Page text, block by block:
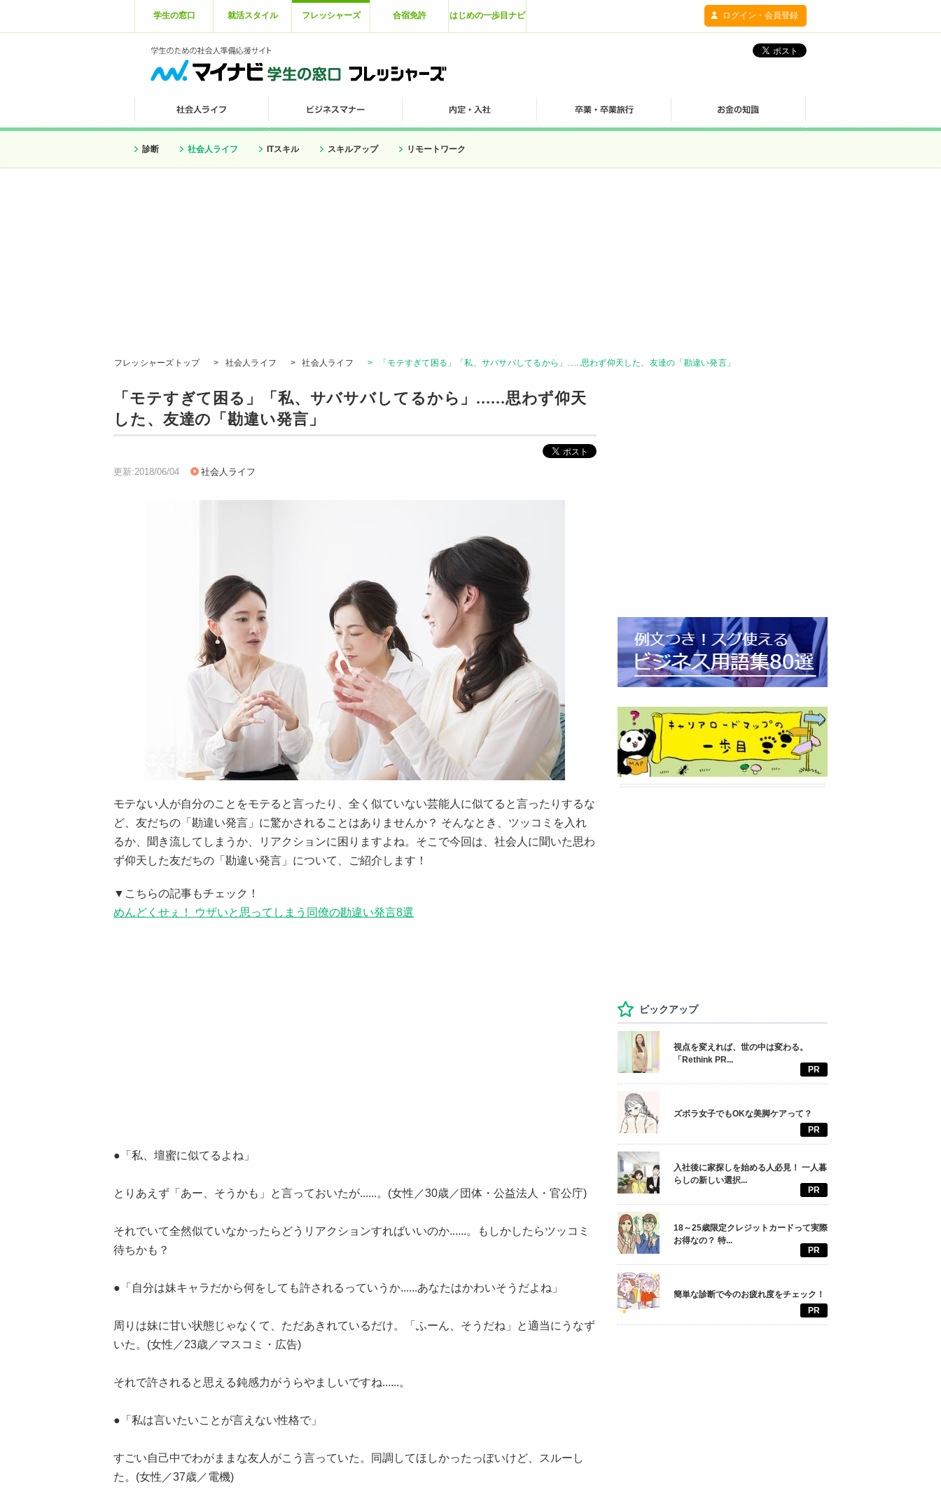
学生の窓口 就活スタイル フレッシャーズ 合宿免許 はじめの一歩目ナビ ログイン・会員登録
診断 社会人ライフ ITスキル スキルアップ リモートワーク
フレッシャーズトップ > 社会人ライフ > 社会人ライフ > 「モテすぎて困る」「私、サバサバしてるから」......思わず仰天した、友達の「勘違い発言」
「モテすぎて困る」「私、サバサバしてるから」......思わず仰天
した、友達の「勘違い発言」
更新:2018/06/04 社会人ライフ
モテない人が自分のことをモテると言ったり、全く似ていない芸能人に似てると言ったりするな
ど、友だちの「勘違い発言」に驚かされることはありませんか？ そんなとき、ツッコミを入れ
るか、聞き流してしまうか、リアクションに困りますよね。そこで今回は、社会人に聞いた思わ
ず仰天した友だちの「勘違い発言」について、ご紹介します！
▼こちらの記事もチェック！
めんどくせぇ！ ウザいと思ってしまう同僚の勘違い発言8選
●「私、壇蜜に似てるよね」
とりあえず「あー、そうかも」と言っておいたが......。(女性／30歳／団体・公益法人・官公庁)
それでいて全然似ていなかったらどうリアクションすればいいのか......。もしかしたらツッコミ
待ちかも？
●「自分は妹キャラだから何をしても許されるっていうか......あなたはかわいそうだよね」
周りは妹に甘い状態じゃなくて、ただあきれているだけ。「ふーん、そうだね」と適当にうなず
いた。(女性／23歳／マスコミ・広告)
それで許されると思える鈍感力がうらやましいですね......。
●「私は言いたいことが言えない性格で」
すごい自己中でわがままな友人がこう言っていた。同調してほしかったっぽいけど、スルーし
た。(女性／37歳／電機)
ピックアップ
視点を変えれば、世の中は変わる。
「Rethink PR...
PR
ズボラ女子でもOKな美脚ケアって？
PR
入社後に家探しを始める人必見！ 一人暮
らしの新しい選択...
PR
18～25歳限定クレジットカードって実際
お得なの？ 特...
PR
簡単な診断で今のお疲れ度をチェック！
PR